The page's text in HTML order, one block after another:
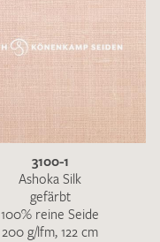
3100-1
Ashoka Silk
gefärbt
100% reine Seide
200 g/lfm, 122 cm